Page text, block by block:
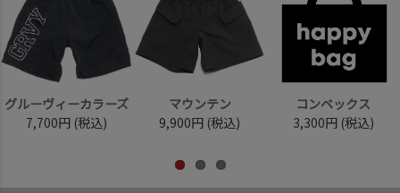
グルーヴィーカラーズ
7,700円 (税込)
マウンテン
9,900円 (税込)
コンベックス
3,300円 (税込)